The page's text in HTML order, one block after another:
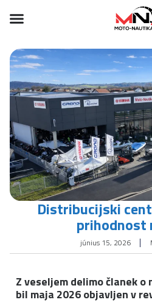
Distribucijski
prihodnost
június 15, 2026
Z veseljem delimo članek
bil maja 2026 objavljen v